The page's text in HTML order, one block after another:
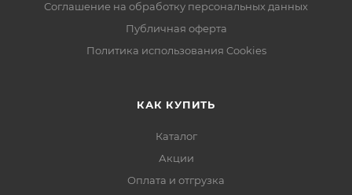
Соглашение на обработку персональных данных
Публичная оферта
Политика использования Cookies
КАК КУПИТЬ
Каталог
Акции
Оплата и отгрузка